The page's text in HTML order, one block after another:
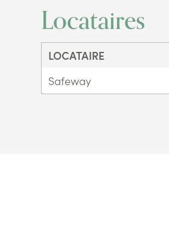
Locataires
LOCATAIRE
Safeway